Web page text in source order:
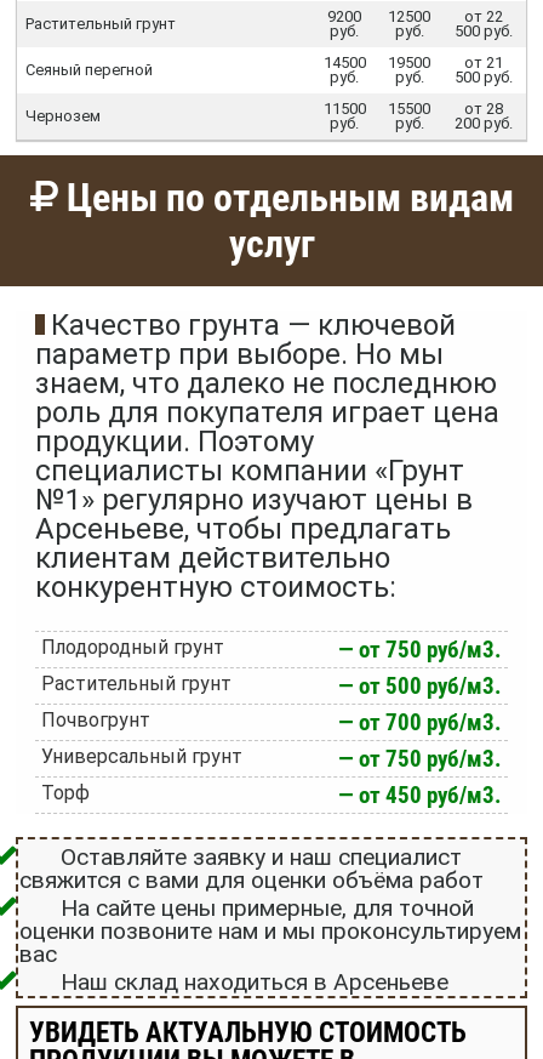
Растительный грунт
9200
руб.
12500
руб.
от 22
500 руб.
Сеяный перегной
14500
руб.
19500
руб.
от 21
500 руб.
Чернозем
11500
руб.
15500
руб.
от 28
200 руб.
Цены по отдельным видам
услуг
Качество грунта — ключевой
параметр при выборе. Но мы
знаем, что далеко не последнюю
роль для покупателя играет цена
продукции. Поэтому
специалисты компании «Грунт
№1» регулярно изучают цены в
Арсеньеве, чтобы предлагать
клиентам действительно
конкурентную стоимость:
Плодородный грунт — от 750 руб/м3.
Растительный грунт — от 500 руб/м3.
Почвогрунт — от 700 руб/м3.
Универсальный грунт — от 750 руб/м3.
Торф — от 450 руб/м3.
Оставляйте заявку и наш специалист
свяжится с вами для оценки объёма работ
На сайте цены примерные, для точной
оценки позвоните нам и мы проконсультируем
вас
Наш склад находиться в Арсеньеве
УВИДЕТЬ АКТУАЛЬНУЮ СТОИМОСТЬ